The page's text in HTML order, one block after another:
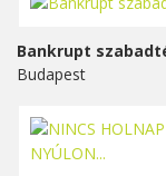
Bankrupt
Budapest